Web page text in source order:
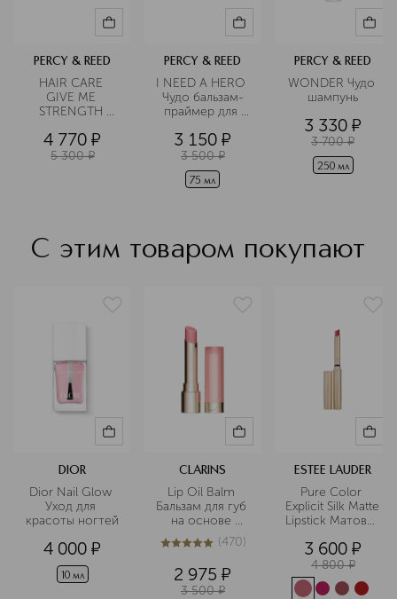
PERCY & REED
HAIR CARE
GIVE ME
STRENGTH
4 770 ¤
5 300 ¤
PERCY & REED
I NEED A HERO
Чудо бальзам-
праймер для
3 150 ¤
3 500 ¤
75 мл
PERCY & REED
WONDER Чудо
шампунь
3 330 ¤
3 700 ¤
250 мл
С этим товаром покупают
DIOR
Dior Nail Glow
Уход для
красоты ногтей
4 000 ¤
10 мл
CLARINS
Lip Oil Balm
Бальзам для губ
на основе
масел
4.9из5470 (470)
2 975 ¤
3 500 ¤
ESTEE LAUDER
Pure Color
Explicit Silk Matte
Lipstick Матовая
3 600 ¤
4 800 ¤